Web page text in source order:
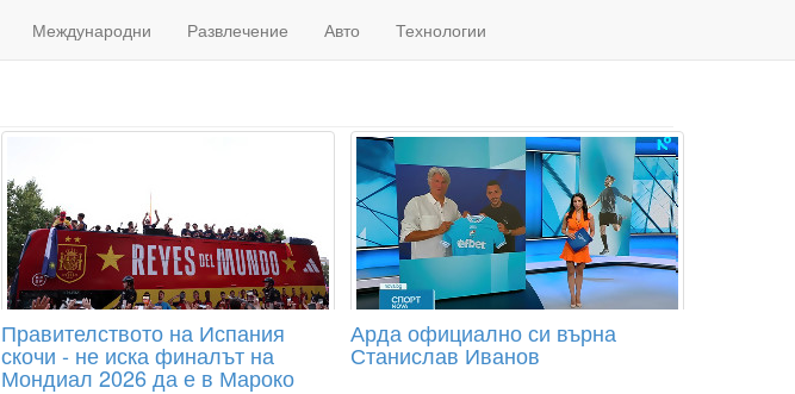
Международни Развлечение Авто Технологии
Правителството на Испания
скочи - не иска финалът на
Мондиал 2026 да е в Мароко
Арда официално си върна
Станислав Иванов